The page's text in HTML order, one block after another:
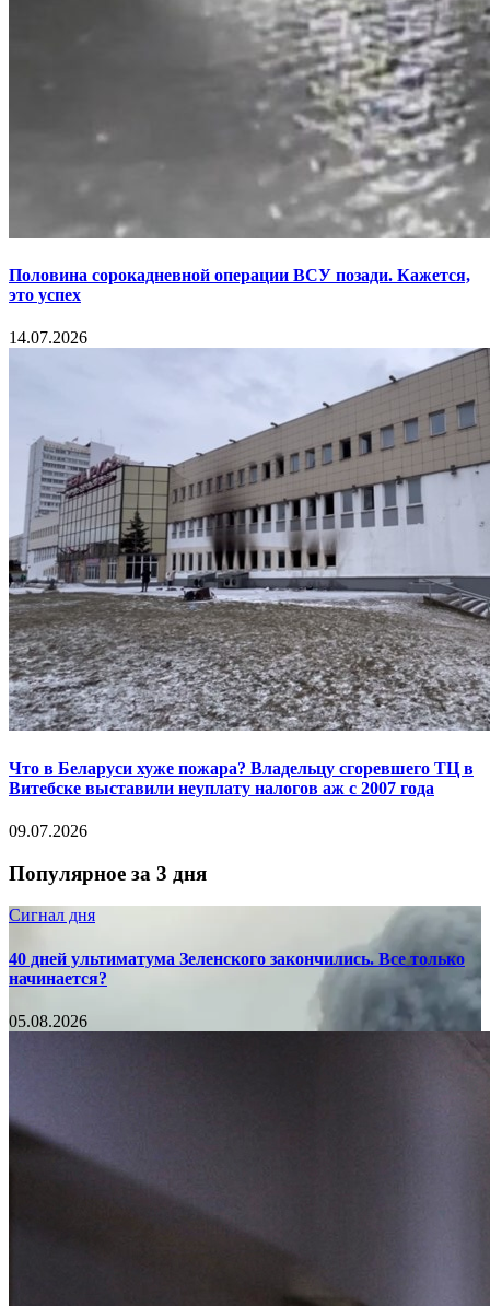
Половина сорокадневной операции ВСУ позади. Кажется,
это успех
14.07.2026
Что в Беларуси хуже пожара? Владельцу сгоревшего ТЦ в
Витебске выставили неуплату налогов аж с 2007 года
09.07.2026
Популярное за 3 дня
Сигнал дня
40 дней ультиматума Зеленского закончились. Все только
начинается?
05.08.2026